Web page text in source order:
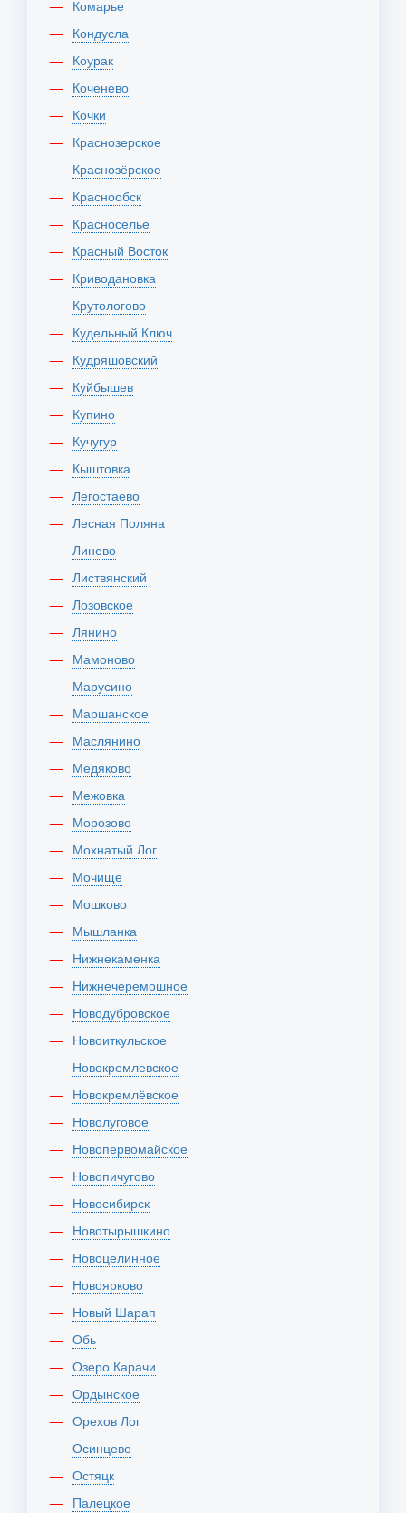
Комарье
Кондусла
Коурак
Коченево
Кочки
Краснозерское
Краснозёрское
Краснообск
Красноселье
Красный Восток
Криводановка
Крутологово
Кудельный Ключ
Кудряшовский
Куйбышев
Купино
Кучугур
Кыштовка
Легостаево
Лесная Поляна
Линево
Листвянский
Лозовское
Лянино
Мамоново
Марусино
Маршанское
Маслянино
Медяково
Межовка
Морозово
Мохнатый Лог
Мочище
Мошково
Мышланка
Нижнекаменка
Нижнечеремошное
Новодубровское
Новоиткульское
Новокремлевское
Новокремлёвское
Новолуговое
Новопервомайское
Новопичугово
Новосибирск
Новотырышкино
Новоцелинное
Новоярково
Новый Шарап
Обь
Озеро Карачи
Ордынское
Орехов Лог
Осинцево
Остяцк
Палецкое